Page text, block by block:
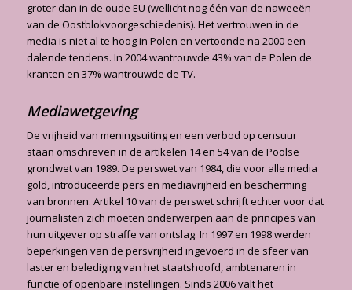
groter dan in de oude EU (wellicht nog één van de naweeën
van de Oostblokvoorgeschiedenis). Het vertrouwen in de
media is niet al te hoog in Polen en vertoonde na 2000 een
dalende tendens. In 2004 wantrouwde 43% van de Polen de
kranten en 37% wantrouwde de TV.
Mediawetgeving
De vrijheid van meningsuiting en een verbod op censuur
staan omschreven in de artikelen 14 en 54 van de Poolse
grondwet van 1989. De perswet van 1984, die voor alle media
gold, introduceerde pers en mediavrijheid en bescherming
van bronnen. Artikel 10 van de perswet schrijft echter voor dat
journalisten zich moeten onderwerpen aan de principes van
hun uitgever op straffe van ontslag. In 1997 en 1998 werden
beperkingen van de persvrijheid ingevoerd in de sfeer van
laster en belediging van het staatshoofd, ambtenaren in
functie of openbare instellingen. Sinds 2006 valt het